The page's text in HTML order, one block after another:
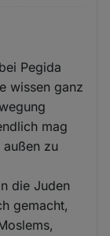
Pegida
wissen ganz
mag
außen zu
die Juden
gemacht,